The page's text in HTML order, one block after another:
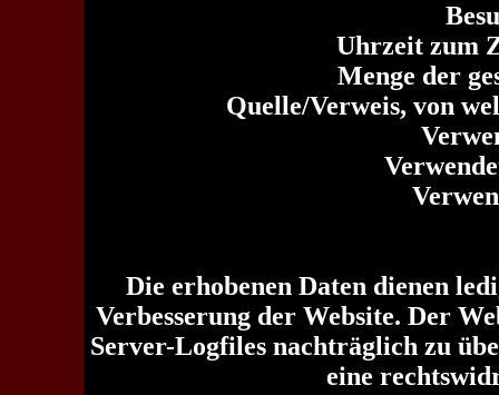
Uhrzeit zum
Menge der
Quelle/Verweis, von
Die erhobenen Daten dienen
Verbesserung der Website. Der
Server-Logfiles nachträglich zu
eine